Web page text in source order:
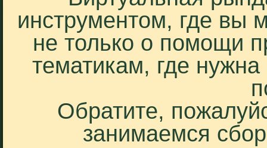
инструментом, где вы
не только о помощи
тематикам, где
Обратите,
занимаемся